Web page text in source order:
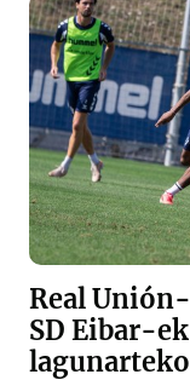
Real
SD Eibar-